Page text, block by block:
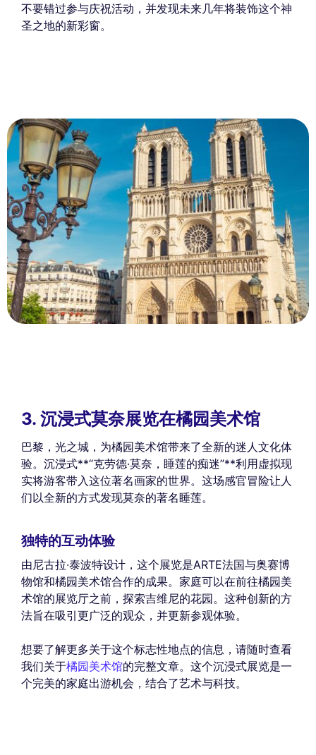
不要错过参与庆祝活动，并发现未来几年将装饰这个神
圣之地的新彩窗。
3. 沉浸式莫奈展览在橘园美术馆
巴黎，光之城，为橘园美术馆带来了全新的迷人文化体
验。沉浸式**“克劳德·莫奈，睡莲的痴迷”**利用虚拟现
实将游客带入这位著名画家的世界。这场感官冒险让人
们以全新的方式发现莫奈的著名睡莲。
独特的互动体验
由尼古拉·泰波特设计，这个展览是ARTE法国与奥赛博
物馆和橘园美术馆合作的成果。家庭可以在前往橘园美
术馆的展览厅之前，探索吉维尼的花园。这种创新的方
法旨在吸引更广泛的观众，并更新参观体验。
想要了解更多关于这个标志性地点的信息，请随时查看
我们关于橘园美术馆的完整文章。这个沉浸式展览是一
个完美的家庭出游机会，结合了艺术与科技。